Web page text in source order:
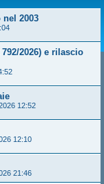
2003
2026) e rilascio
12:52
12:10
21:46